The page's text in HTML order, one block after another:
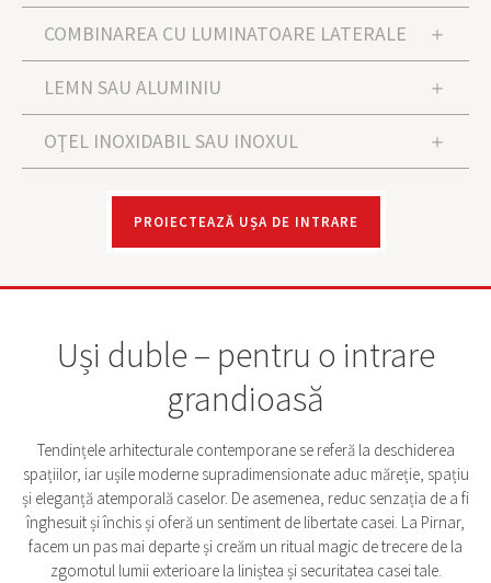
DIMENSIUNI STANDARD
Cele mai comune dimensiuni pentru o ușă într-un singur
canat sunt intre 950 si 1135 mm pe lățime și între 2000 si 2200
mm pe înălțime.
COMBINAREA CU LUMINATOARE LATERALE
COMBINAREA CU LUMINATOARE LATERALE
Luminatoarele laterale adaugă valoare decorativă casei
LEMN SAU ALUMINIU
OŢEL INOXIDABIL SAU INOXUL
PROIECTEAZĂ UȘA DE INTRARE
Uși duble – pentru o intrare
grandioasă
Tendințele arhitecturale contemporane se referă la deschiderea
spațiilor, iar ușile moderne supradimensionate aduc măreție, spațiu
și eleganță atemporală caselor. De asemenea, reduc senzația de a fi
înghesuit și închis și oferă un sentiment de libertate casei. La Pirnar,
facem un pas mai departe și creăm un ritual magic de trecere de la
zgomotul lumii exterioare la liniștea și securitatea casei tale.